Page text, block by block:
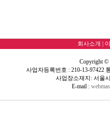
회사소개
Copyright ©
사업자등록번호 : 210-13-97422
사업장소재지: 서울
E-mail :